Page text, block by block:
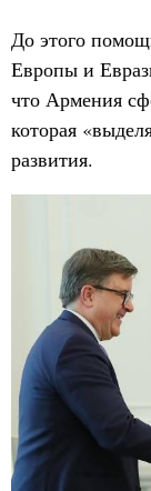
До этого
Европы и
что Армения
которая
развития.